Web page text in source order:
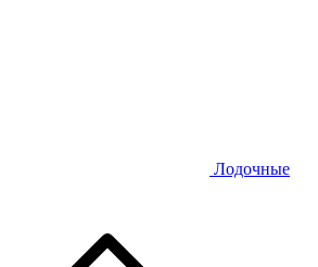
Лодочные